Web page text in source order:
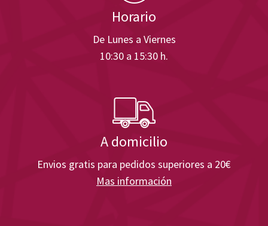
Horario
De Lunes a Viernes
10:30 a 15:30 h.
A domicilio
Envios gratis para pedidos superiores a 20€
Mas información